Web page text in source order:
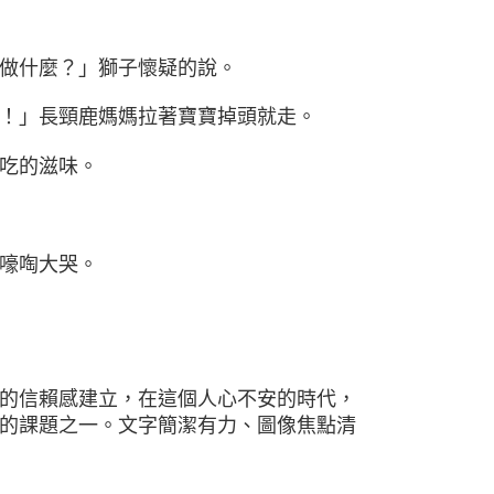
什麼？」獅子懷疑的說。
」長頸鹿媽媽拉著寶寶掉頭就走。
的滋味。
啕大哭。
信賴感建立，在這個人心不安的時代，
課題之一。文字簡潔有力、圖像焦點清